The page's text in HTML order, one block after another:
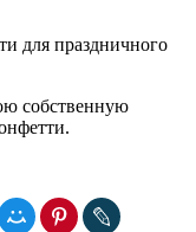
собственную